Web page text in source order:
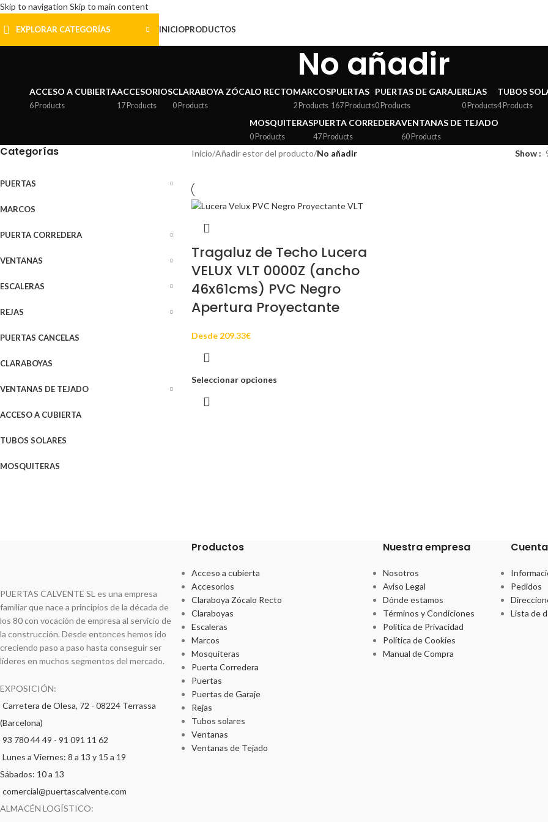
Skip to navigation Skip to main content
EXPLORAR CATEGORÍAS INICIOPRODUCTOS
No añadir
ACCESO A CUBIERTA
6 Products
ACCESORIOS
17 Products
CLARABOYA ZÓCALO RECTO
0 Products
MARCOS
2 Products
PUERTAS
167 Products
PUERTAS DE GARAJE
0 Products
REJAS
0 Products
TUBOS
4 Products
MOSQUITERAS
0 Products
PUERTA CORREDERA
47 Products
VENTANAS DE TEJADO
60 Products
Categorías
PUERTAS
MARCOS
PUERTA CORREDERA
VENTANAS
ESCALERAS
REJAS
PUERTAS CANCELAS
CLARABOYAS
VENTANAS DE TEJADO
ACCESO A CUBIERTA
TUBOS SOLARES
MOSQUITERAS
Inicio/Añadir estor del producto/No añadir Show
Tragaluz de Techo Lucera
VELUX VLT 0000Z (ancho
46x61cms) PVC Negro
Apertura Proyectante
Desde 209.33€
Seleccionar opciones
PUERTAS CALVENTE SL es una empresa
familiar que nace a principios de la década de
los 80 con vocación de empresa al servicio de
la construcción. Desde entonces hemos ido
creciendo paso a paso hasta conseguir ser
líderes en muchos segmentos del mercado.
EXPOSICIÓN:
Carretera de Olesa, 72 - 08224 Terrassa
(Barcelona)
93 780 44 49 - 91 091 11 62
Lunes a Viernes: 8 a 13 y 15 a 19
Sábados: 10 a 13
comercial@puertascalvente.com
ALMACÉN LOGÍSTICO:
Productos
Acceso a cubierta
Accesorios
Claraboya Zócalo Recto
Claraboyas
Escaleras
Marcos
Mosquiteras
Puerta Corredera
Puertas
Puertas de Garaje
Rejas
Tubos solares
Ventanas
Ventanas de Tejado
Nuestra empresa
Nosotros
Aviso Legal
Dónde estamos
Términos y Condiciones
Política de Privacidad
Política de Cookies
Manual de Compra
Cuenta
Pedidos
Lista de